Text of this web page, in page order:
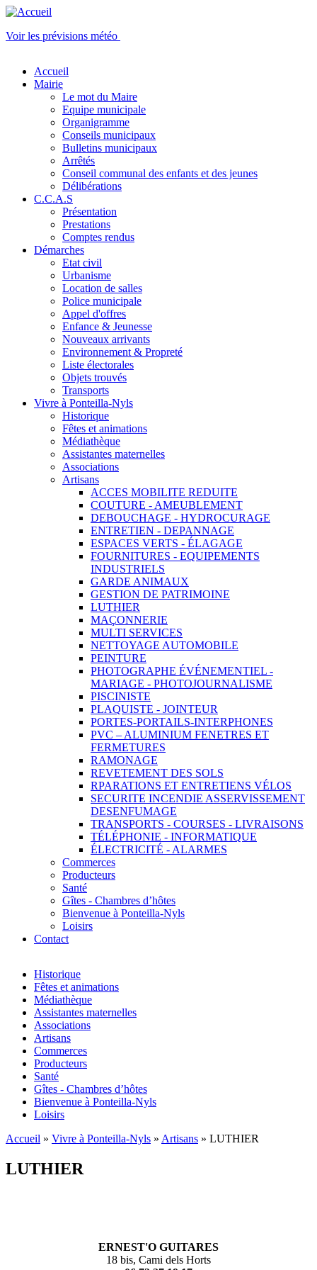
Aller au contenu principal
Skip to navigation
Voir les prévisions météo
Accueil
Mairie
Le mot du Maire
Equipe municipale
Organigramme
Conseils municipaux
Bulletins municipaux
Arrêtés
Conseil communal des enfants et des jeunes
Délibérations
C.C.A.S
Présentation
Prestations
Comptes rendus
Démarches
Etat civil
Urbanisme
Location de salles
Police municipale
Appel d'offres
Enfance & Jeunesse
Nouveaux arrivants
Environnement & Propreté
Liste électorales
Objets trouvés
Transports
Vivre à Ponteilla-Nyls
Historique
Fêtes et animations
Médiathèque
Assistantes maternelles
Associations
Artisans
ACCES MOBILITE REDUITE
COUTURE - AMEUBLEMENT
DEBOUCHAGE - HYDROCURAGE
ENTRETIEN - DEPANNAGE
ESPACES VERTS - ÉLAGAGE
FOURNITURES - EQUIPEMENTS
INDUSTRIELS
GARDE ANIMAUX
GESTION DE PATRIMOINE
LUTHIER
MAÇONNERIE
MULTI SERVICES
NETTOYAGE AUTOMOBILE
PEINTURE
PHOTOGRAPHE ÉVÉNEMENTIEL -
MARIAGE - PHOTOJOURNALISME
PISCINISTE
PLAQUISTE - JOINTEUR
PORTES-PORTAILS-INTERPHONES
PVC – ALUMINIUM FENETRES ET
FERMETURES
RAMONAGE
REVETEMENT DES SOLS
RPARATIONS ET ENTRETIENS VÉLOS
SECURITE INCENDIE ASSERVISSEMENT
DESENFUMAGE
TRANSPORTS - COURSES - LIVRAISONS
TÉLÉPHONIE - INFORMATIQUE
ÉLECTRICITÉ - ALARMES
Commerces
Producteurs
Santé
Gîtes - Chambres d’hôtes
Bienvenue à Ponteilla-Nyls
Loisirs
Contact
Menu secondaire
Historique
Fêtes et animations
Médiathèque
Assistantes maternelles
Associations
Artisans
Commerces
Producteurs
Santé
Gîtes - Chambres d’hôtes
Bienvenue à Ponteilla-Nyls
Loisirs
Accueil » Vivre à Ponteilla-Nyls » Artisans » LUTHIER
LUTHIER
ERNEST'O GUITARES
18 bis, Cami dels Horts